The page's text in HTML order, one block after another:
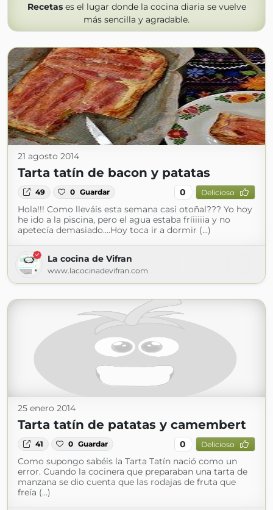
Recetases el lugar donde la cocina diaria se vuelve
más sencilla y agradable.
21 agosto 2014
Tarta tatín de bacon y patatas
49 0 Guardar 0 Delicioso
Hola!!! Como lleváis esta semana casi otoñal??? Yo hoy
he ido a la piscina, pero el agua estaba fríiiiiia y no
apetecía demasiado....Hoy toca ir a dormir (...)
La cocina de Vifran
www.lacocinadevifran.com
25 enero 2014
Tarta tatín de patatas y camembert
41 0 Guardar 0 Delicioso
Como supongo sabéis la Tarta Tatín nació como un
error. Cuando la cocinera que preparaban una tarta de
manzana se dio cuenta que las rodajas de fruta que
freía (...)